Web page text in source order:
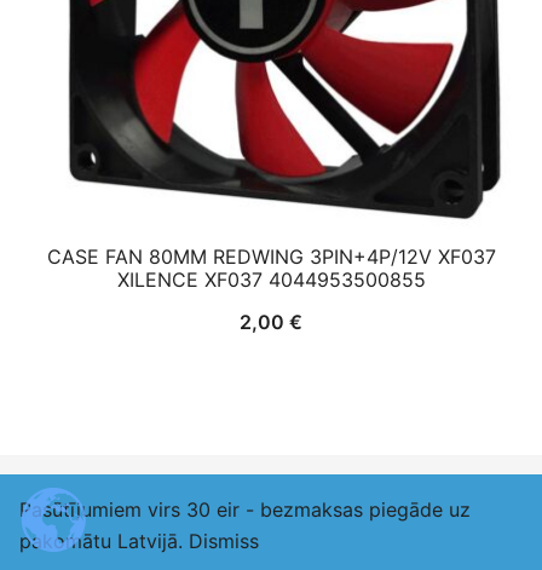
Pasūtījumiem virs 30 eir - bezmaksas piegāde uz
pakomātu Latvijā. Dismiss
CASE FAN 80MM REDWING 3PIN+4P/12V XF037
XILENCE XF037 4044953500855
2,00 €
© 2026 adexlv.eu. Proudly powered byBotiga